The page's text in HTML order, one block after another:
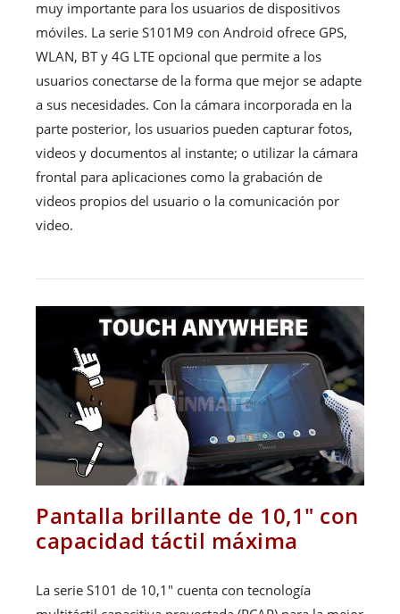
muy importante para los usuarios de dispositivos
móviles. La serie S101M9 con Android ofrece GPS,
WLAN, BT y 4G LTE opcional que permite a los
usuarios conectarse de la forma que mejor se adapte
a sus necesidades. Con la cámara incorporada en la
parte posterior, los usuarios pueden capturar fotos,
videos y documentos al instante; o utilizar la cámara
frontal para aplicaciones como la grabación de
videos propios del usuario o la comunicación por
video.
Pantalla brillante de 10,1" con
capacidad táctil máxima
La serie S101 de 10,1" cuenta con tecnología